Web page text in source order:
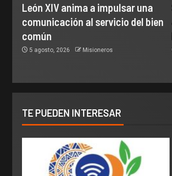
León XIV anima a impulsar una
comunicación al servicio del bien
común
5 agosto, 2026 Misioneros
TE PUEDEN INTERESAR